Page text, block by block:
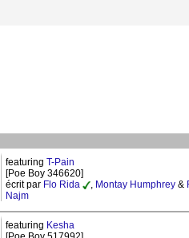
featuring T-Pain
[Poe Boy 346620]
écrit par Flo Rida Montay Humphrey &
Najm
featuring Kesha